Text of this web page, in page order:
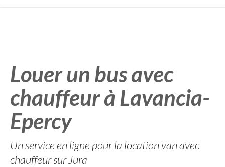
Louer un bus avec
chauffeur à Lavancia-
Epercy
Un service en ligne pour la location van avec
chauffeur sur Jura